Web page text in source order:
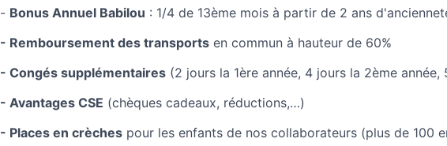
- Bonus Annuel Babilou : 1/4 de 13ème mois à partir de 2 ans
- Remboursement des transports en commun à hauteur de 60%
- Congés supplémentaires (2 jours la 1ère année, 4 jours la 2ème année,
- Avantages CSE (chèques cadeaux, réductions,…)
- Places en crèches pour les enfants de nos collaborateurs (plus de 100